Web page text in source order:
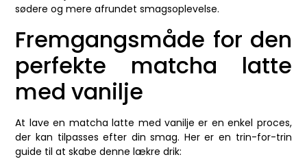
sødere og mere afrundet smagsoplevelse.
Fremgangsmåde for den
perfekte matcha latte
med vanilje
At lave en matcha latte med vanilje er en enkel proces,
der kan tilpasses efter din smag. Her er en trin-for-trin
guide til at skabe denne lækre drik: